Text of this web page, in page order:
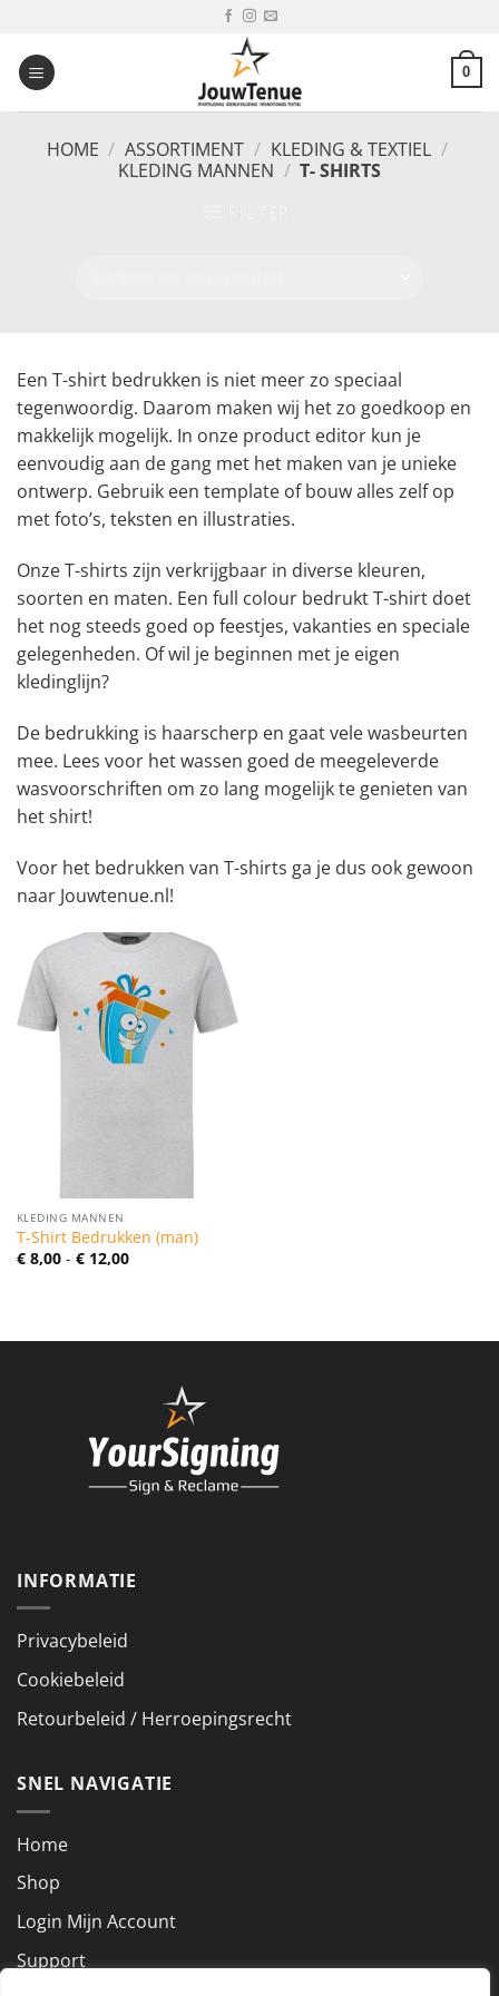
inhoud
0
HOME / ASSORTIMENT / KLEDING & TEXTIEL /
KLEDING MANNEN / T- SHIRTS
Een T-shirt bedrukken is niet meer zo speciaal
tegenwoordig. Daarom maken wij het zo goedkoop en
makkelijk mogelijk. In onze product editor kun je
eenvoudig aan de gang met het maken van je unieke
ontwerp. Gebruik een template of bouw alles zelf op
met foto’s, teksten en illustraties.
Onze T-shirts zijn verkrijgbaar in diverse kleuren,
soorten en maten. Een full colour bedrukt T-shirt doet
het nog steeds goed op feestjes, vakanties en speciale
gelegenheden. Of wil je beginnen met je eigen
kledinglijn?
De bedrukking is haarscherp en gaat vele wasbeurten
mee. Lees voor het wassen goed de meegeleverde
wasvoorschriften om zo lang mogelijk te genieten van
het shirt!
Voor het bedrukken van T-shirts ga je dus ook gewoon
naar Jouwtenue.nl!
KLEDING MANNEN
T-Shirt Bedrukken (man)
€8,00 - €12,00Prijsklasse:
€ 8,00
INFORMATIE
Privacybeleid
Cookiebeleid
Retourbeleid / Herroepingsrecht
SNEL NAVIGATIE
Home
Shop
Login Mijn Account
Support